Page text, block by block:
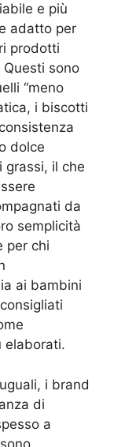
e più
adatto per
prodotti
sono
“meno
i biscotti
dolce
il che
da
semplicità
per chi
ai bambini
elaborati.
i brand
di
a